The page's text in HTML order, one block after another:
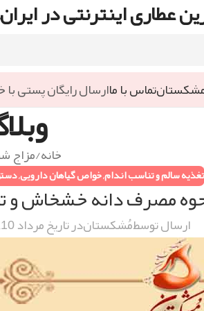
عطاری اینترنتی در ایران
مشکستانتماس با ماارسال رایگان پستی
خانه/مزاج
تغذیه سالم و تناسب اندام,خواص گیاهان دارویی,
مصرف دانه خشخاش و
ارسال توسطمُشکستاندر تاریخ مرداد 10, 1404